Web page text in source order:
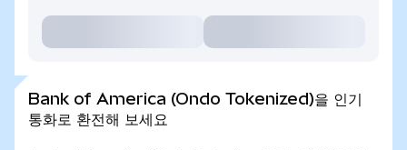
Bank of America (Ondo Tokenized)을 인기
통화로 환전해 보세요